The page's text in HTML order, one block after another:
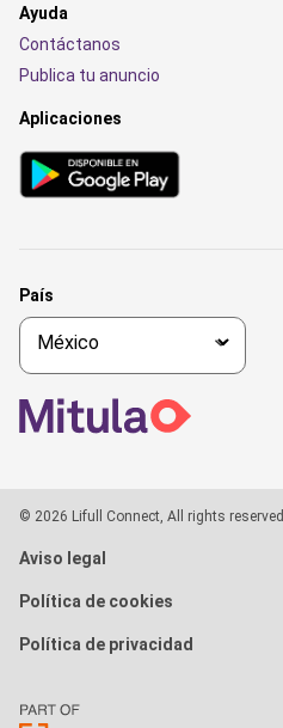
Ayuda
Contáctanos
Publica tu anuncio
Aplicaciones
País
© 2026 Lifull Connect, All rights reserved
Aviso legal
Política de cookies
Política de privacidad